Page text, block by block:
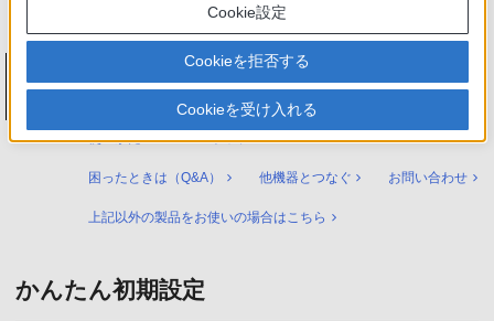
ブルーレイディスク/DVDレコーダー
BDZ-ZT3500 / BDZ-ZT2500 / BDZ-ZT1500 /
BDZ-ZW2500 / BDZ-ZW1500 / BDZ-ZW550
使いかたマニュアル トップ
困ったときは（Q&A） 他機器とつなぐ お問い合わせ
上記以外の製品をお使いの場合はこちら
かんたん初期設定
Cookie設定
Cookieを拒否する
Cookieを受け入れる